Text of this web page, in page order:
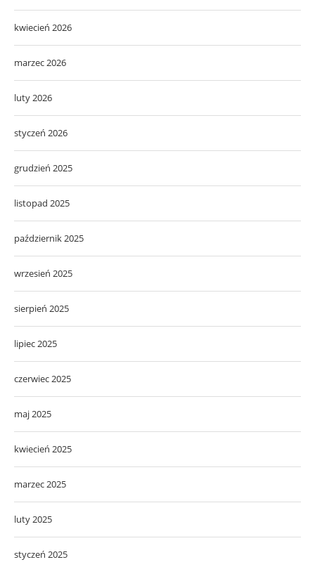
kwiecień 2026
marzec 2026
luty 2026
styczeń 2026
grudzień 2025
listopad 2025
październik 2025
wrzesień 2025
sierpień 2025
lipiec 2025
czerwiec 2025
maj 2025
kwiecień 2025
marzec 2025
luty 2025
styczeń 2025